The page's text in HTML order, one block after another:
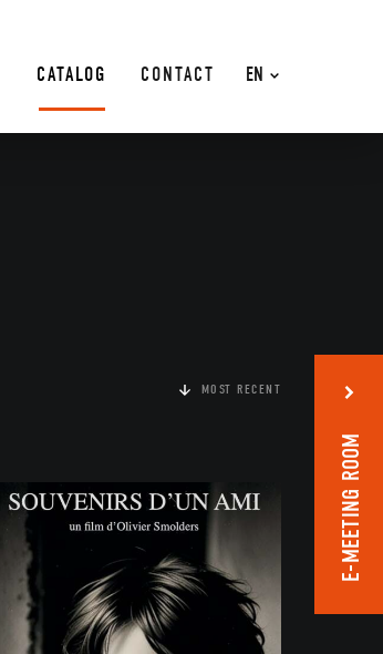
EN
CATALOG CONTACT
MOST RECENT
E-MEETING ROOM